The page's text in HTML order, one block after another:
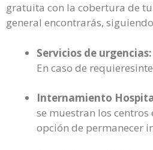
gratuita con la cobertura de
general encontrarás,
Servicios de urgencias:
En caso de
Internamiento
se muestran los
opción de permanecer